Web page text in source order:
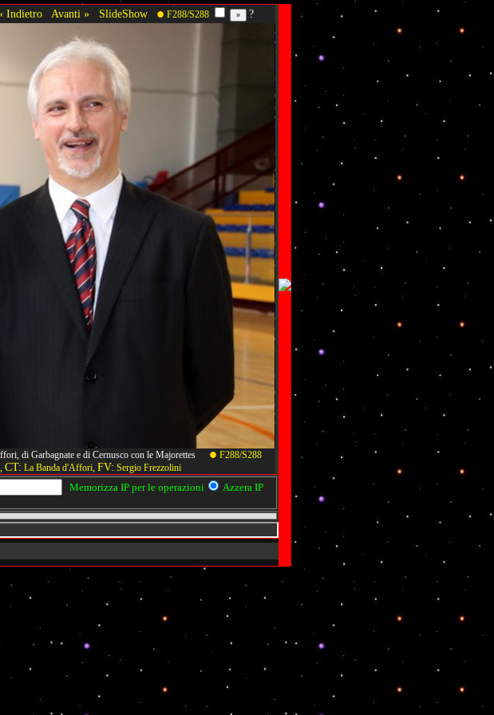
Indietro Avanti » SlideShow F288/S288 ?
di Garbagnate e di Cernusco con le Majorettes F288/S288
CT: La Banda d'Affori, FV: Sergio Frezzolini
Memorizza IP per le operazioni Azzera IP